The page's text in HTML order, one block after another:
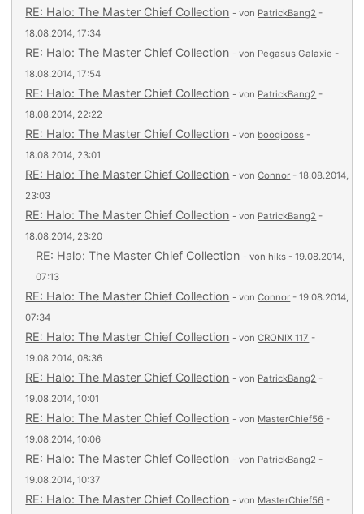
RE: Halo: The Master Chief Collection - von PatrickBang2 -
18.08.2014, 17:34
RE: Halo: The Master Chief Collection - von Pegasus Galaxie -
18.08.2014, 17:54
RE: Halo: The Master Chief Collection - von PatrickBang2 -
18.08.2014, 22:22
RE: Halo: The Master Chief Collection - von boogiboss -
18.08.2014, 23:01
RE: Halo: The Master Chief Collection - vonConnor - 18.08.2014,
23:03
RE: Halo: The Master Chief Collection - von PatrickBang2 -
18.08.2014, 23:20
RE: Halo: The Master Chief Collection - von hiks - 19.08.2014,
07:13
RE: Halo: The Master Chief Collection - vonConnor - 19.08.2014,
07:34
RE: Halo: The Master Chief Collection - vonCRONIX 117 -
19.08.2014, 08:36
RE: Halo: The Master Chief Collection - von PatrickBang2 -
19.08.2014, 10:01
RE: Halo: The Master Chief Collection - von MasterChief56 -
19.08.2014, 10:06
RE: Halo: The Master Chief Collection - von PatrickBang2 -
19.08.2014, 10:37
RE: Halo: The Master Chief Collection - von MasterChief56 -